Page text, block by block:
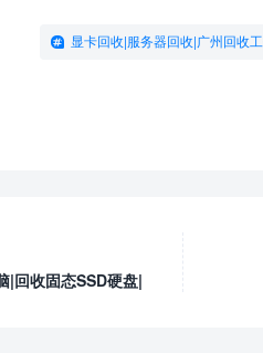
显卡回收|服务器回收|广州回收
|回收固态SSD硬盘|